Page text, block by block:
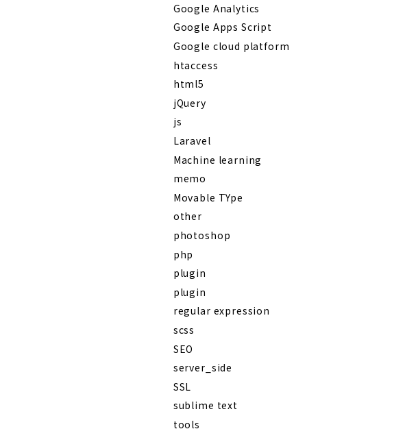
Google Analytics
Google Apps Script
Google cloud platform
htaccess
html5
jQuery
js
Laravel
Machine learning
memo
Movable TYpe
other
photoshop
php
plugin
plugin
regular expression
scss
SEO
server_side
SSL
sublime text
tools